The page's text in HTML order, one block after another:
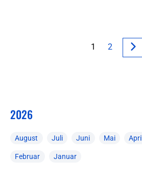
1 2
2026
August Juli Juni Mai April
Februar Januar